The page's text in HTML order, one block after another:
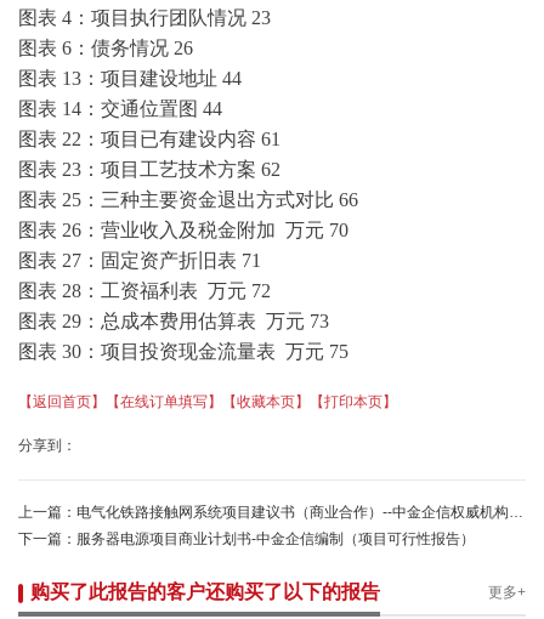
图表 4：项目执行团队情况 23
图表 6：债务情况 26
图表 13：项目建设地址 44
图表 14：交通位置图 44
图表 22：项目已有建设内容 61
图表 23：项目工艺技术方案 62
图表 25：三种主要资金退出方式对比 66
图表 26：营业收入及税金附加 万元 70
图表 27：固定资产折旧表 71
图表 28：工资福利表 万元 72
图表 29：总成本费用估算表 万元 73
图表 30：项目投资现金流量表 万元 75
【返回首页】 【在线订单填写】 【收藏本页】 【打印本页】
分享到：
上一篇： 电气化铁路接触网系统项目建议书（商业合作）--中金企信权威机构编制
下一篇： 服务器电源项目商业计划书-中金企信编制（项目可行性报告）
购买了此报告的客户还购买了以下的报告 更多+